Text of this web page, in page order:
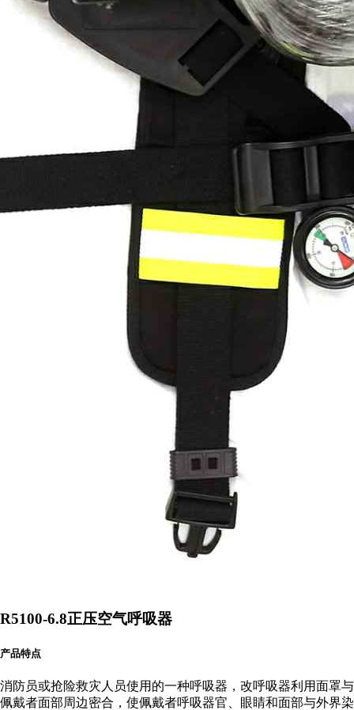
R5100-6.8正压空气呼吸器
产品特点
消防员或抢险救灾人员使用的一种呼吸器，改呼吸器利用面罩与
佩戴者面部周边密合，使佩戴者呼吸器官、眼睛和面部与外界染